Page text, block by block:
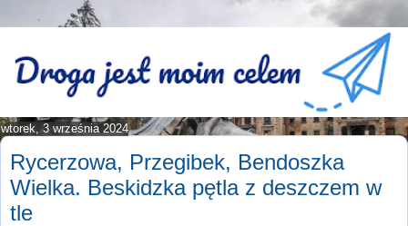
wtorek, 3 września 2024
Rycerzowa, Przegibek, Bendoszka
Wielka. Beskidzka pętla z deszczem w
tle